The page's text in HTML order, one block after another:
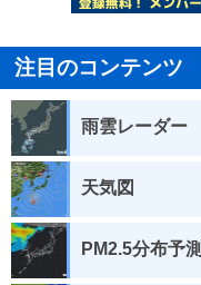
注目のコンテンツ
雨雲レーダー
天気図
PM2.5分布予測